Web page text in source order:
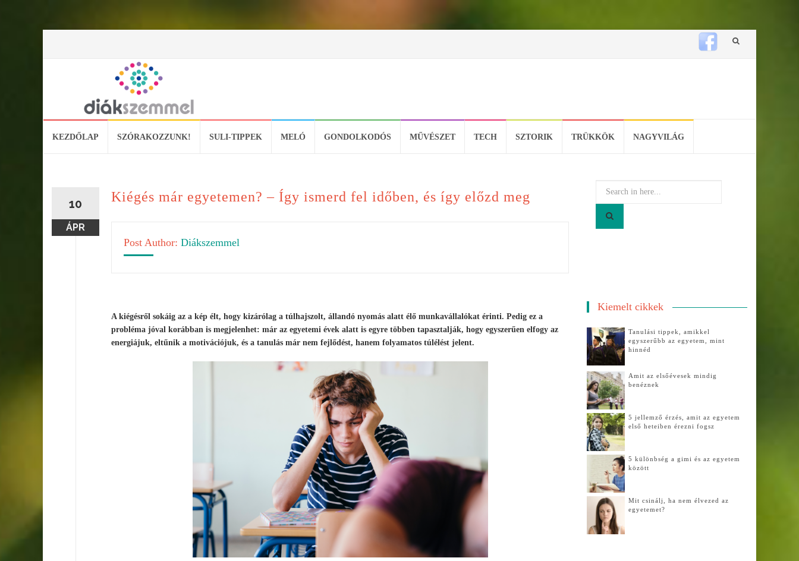
Skip
KEZDŐLAP SZÓRAKOZZUNK! SULI-TIPPEK MELÓ GONDOLKODÓS MŰVÉSZET TECH SZTORIK TRÜKKÖK NAGYVILÁG
10
ÁPR
Kiégés már egyetemen? – Így ismerd fel időben, és így előzd meg
Post Author: Diákszemmel
A kiégésről sokáig az a kép élt, hogy kizárólag a túlhajszolt, állandó nyomás alatt élő munkavállalókat érinti. Pedig ez a
probléma jóval korábban is megjelenhet: már az egyetemi évek alatt is egyre többen tapasztalják, hogy egyszerűen elfogy az
energiájuk, eltűnik a motivációjuk, és a tanulás már nem fejlődést, hanem folyamatos túlélést jelent.
Kiemelt cikkek
Tanulási tippek, amikkel
egyszerűbb az egyetem, mint
hinnéd
Amit az elsőévesek mindig
benéznek
5 jellemző érzés, amit az egyetem
első heteiben érezni fogsz
5 különbség a gimi és az egyetem
között
Mit csinálj, ha nem élvezed az
egyetemet?